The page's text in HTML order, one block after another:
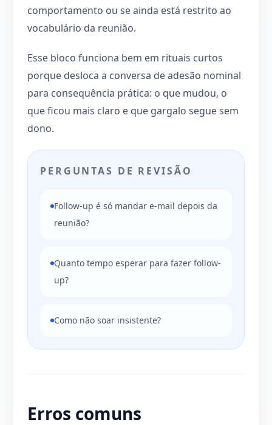
comportamento ou se ainda está restrito ao
vocabulário da reunião.
Esse bloco funciona bem em rituais curtos
porque desloca a conversa de adesão nominal
para consequência prática: o que mudou, o
que ficou mais claro e que gargalo segue sem
dono.
PERGUNTAS DE REVISÃO
Follow-up é só mandar e-mail depois da
reunião?
Quanto tempo esperar para fazer follow-
up?
Como não soar insistente?
Erros comuns